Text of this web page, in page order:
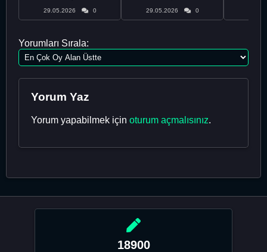
29.05.2026 0 29.05.2026 0
Yorumları Sırala:
Yorum Yaz
Yorum yapabilmek için oturum açmalısınız.
18900